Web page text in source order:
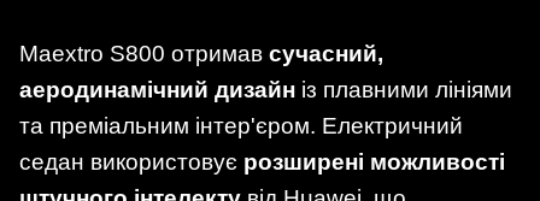
Maextro S800 отримав сучасний,
аеродинамічний дизайн із плавними лініями
та преміальним інтер'єром. Електричний
седан використовує розширені можливості